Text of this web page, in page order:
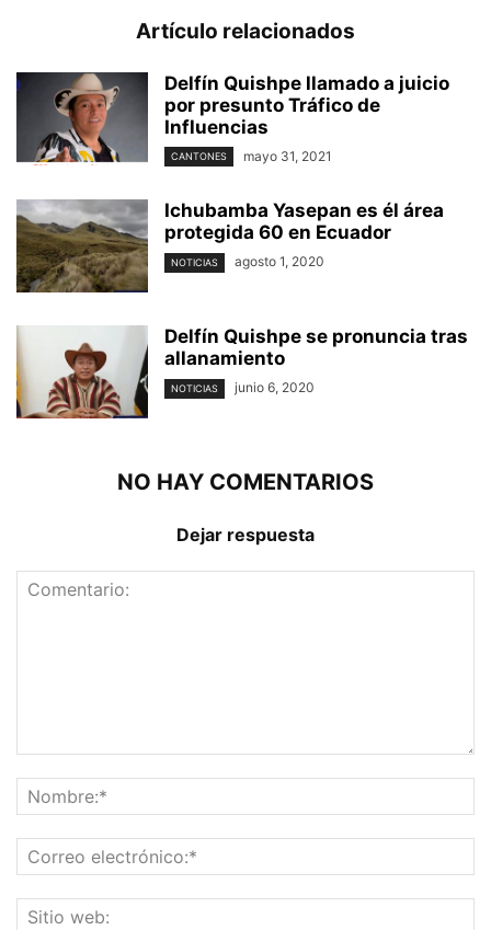
Artículo relacionados
Delfín Quishpe llamado a juicio
por presunto Tráfico de
Influencias
CANTONES mayo 31, 2021
Ichubamba Yasepan es él área
protegida 60 en Ecuador
NOTICIAS agosto 1, 2020
Delfín Quishpe se pronuncia tras
allanamiento
NOTICIAS junio 6, 2020
NO HAY COMENTARIOS
Dejar respuesta